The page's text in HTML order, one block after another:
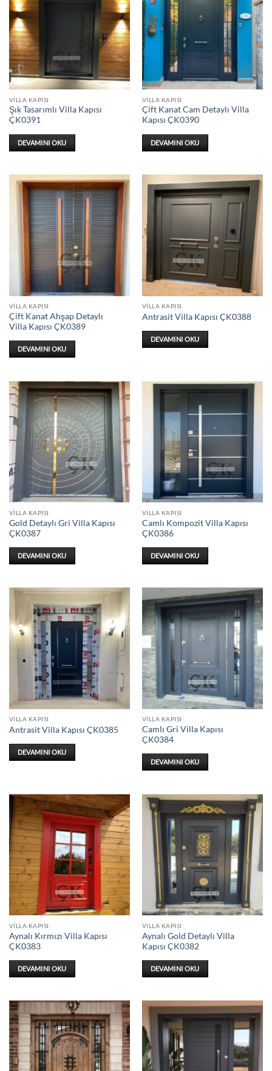
VILLA KAPISI
Şık Tasarımlı Villa Kapısı
ÇK0391
DEVAMINI OKU
VILLA KAPISI
Çift Kanat Cam Detaylı Villa
Kapısı ÇK0390
DEVAMINI OKU
VILLA KAPISI
Çift Kanat Ahşap Detaylı
Villa Kapısı ÇK0389
DEVAMINI OKU
VILLA KAPISI
Antrasit Villa Kapısı ÇK0388
DEVAMINI OKU
VILLA KAPISI
Gold Detaylı Gri Villa Kapısı
ÇK0387
DEVAMINI OKU
VILLA KAPISI
Camlı Kompozit Villa Kapısı
ÇK0386
DEVAMINI OKU
VILLA KAPISI
Antrasit Villa Kapısı ÇK0385
DEVAMINI OKU
VILLA KAPISI
Camlı Gri Villa Kapısı
ÇK0384
DEVAMINI OKU
VILLA KAPISI
Aynalı Kırmızı Villa Kapısı
ÇK0383
DEVAMINI OKU
VILLA KAPISI
Aynalı Gold Detaylı Villa
Kapısı ÇK0382
DEVAMINI OKU